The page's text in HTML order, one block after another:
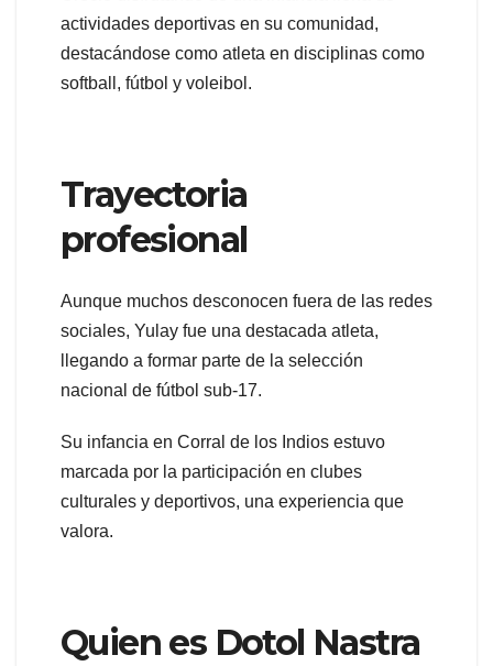
actividades deportivas en su comunidad,
destacándose como atleta en disciplinas como
softball, fútbol y voleibol.
Trayectoria
profesional
Aunque muchos desconocen fuera de las redes
sociales, Yulay fue una destacada atleta,
llegando a formar parte de la selección
nacional de fútbol sub-17.
Su infancia en Corral de los Indios estuvo
marcada por la participación en clubes
culturales y deportivos, una experiencia que
valora.
Quien es Dotol Nastra